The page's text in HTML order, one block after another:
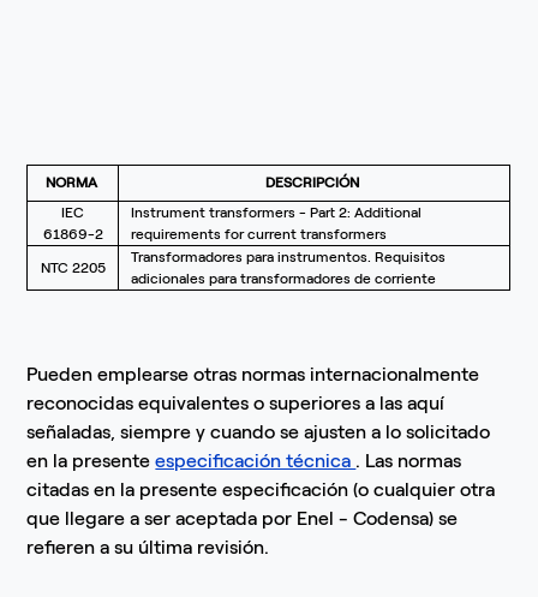
NORMA
DESCRIPCIÓN
IEC
61869-2
Instrument transformers - Part 2: Additional
requirements for current transformers
NTC 2205
Transformadores para instrumentos. Requisitos
adicionales para transformadores de corriente
Pueden emplearse otras normas internacionalmente
reconocidas equivalentes o superiores a las aquí
señaladas, siempre y cuando se ajusten a lo solicitado
en la presenteespecificación técnica . Las normas
citadas en la presente especificación (o cualquier otra
que llegare a ser aceptada por Enel - Codensa) se
refieren a su última revisión.